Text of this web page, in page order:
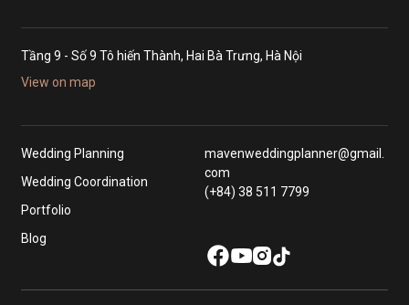
Tầng 9 - Số 9 Tô hiến Thành, Hai Bà Trưng, Hà Nội
View on map
Wedding Planning
Wedding Coordination
Portfolio
Blog
mavenweddingplanner@gmail.
com
(+84) 38 511 7799